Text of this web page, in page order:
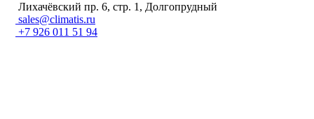
Лихачёвский пр. 6, стр. 1, Долгопрудный
sales@climatis.ru
+7 926 011 51 94